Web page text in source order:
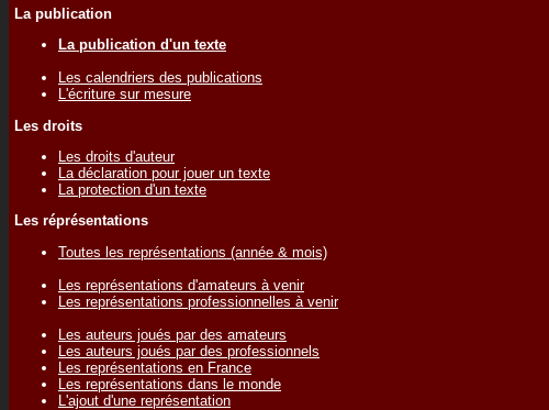
La publication
La publication d'un texte
Les calendriers des publications
L'écriture sur mesure
Les droits
Les droits d'auteur
La déclaration pour jouer un texte
La protection d'un texte
Les réprésentations
Toutes les représentations (année & mois)
Les représentations d'amateurs à venir
Les représentations professionnelles à venir
Les auteurs joués par des amateurs
Les auteurs joués par des professionnels
Les représentations en France
Les représentations dans le monde
L'ajout d'une représentation